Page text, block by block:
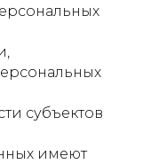
субъектов
имеют